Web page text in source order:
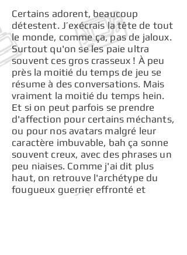
Certains adorent, beaucoup
détestent. J’exécrais la tête de tout
le monde, comme ça, pas de jaloux.
Surtout qu'on se les paie ultra
souvent ces gros crasseux ! À peu
près la moitié du temps de jeu se
résume à des conversations. Mais
vraiment la moitié du temps hein.
Et si on peut parfois se prendre
d'affection pour certains méchants,
ou pour nos avatars malgré leur
caractère imbuvable, bah ça sonne
souvent creux, avec des phrases un
peu niaises. Comme j'ai dit plus
haut, on retrouve l'archétype du
fougueux guerrier effronté et